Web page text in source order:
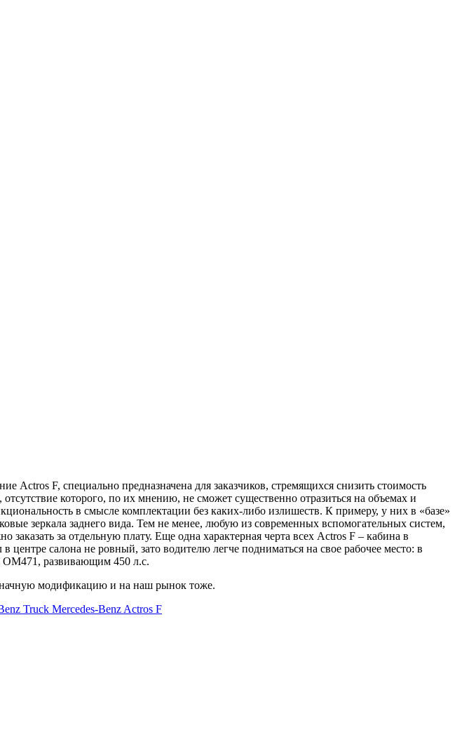
F, специально предназначена для заказчиков, стремящихся снизить стоимость
которого, по их мнению, не сможет существенно отразиться на объемах и
в смысле комплектации без каких-либо излишеств. К примеру, у них в «базе»
зеркала заднего вида. Тем не менее, любую из современных вспомогательных систем,
за отдельную плату. Еще одна характерная черта всех Actros F – кабина в
салона не ровный, зато водителю легче подниматься на свое рабочее место: в
OM471, развивающим 450 л.с.
модификацию и на наш рынок тоже.
Truck Mercedes-Benz Actros F